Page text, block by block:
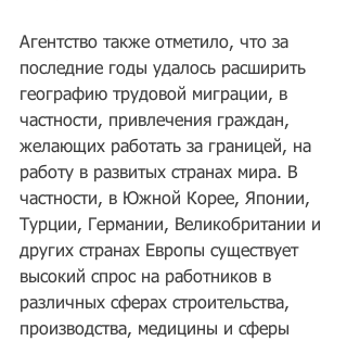
Агентство также отметило, что за
последние годы удалось расширить
географию трудовой миграции, в
частности, привлечения граждан,
желающих работать за границей, на
работу в развитых странах мира. В
частности, в Южной Корее, Японии,
Турции, Германии, Великобритании и
других странах Европы существует
высокий спрос на работников в
различных сферах строительства,
производства, медицины и сферы